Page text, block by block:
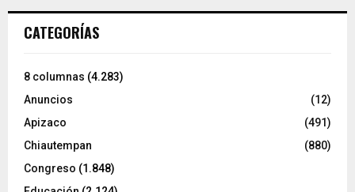
CATEGORÍAS
8 columnas (4.283)
Anuncios
(12)
Apizaco
(491)
Chiautempan
(880)
Congreso (1.848)